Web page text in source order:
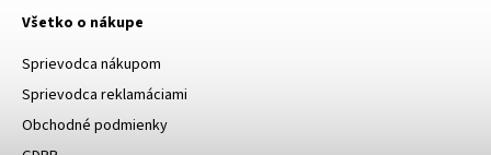
Všetko o nákupe
Sprievodca nákupom
Sprievodca reklamáciami
Obchodné podmienky